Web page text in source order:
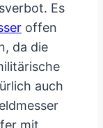
Es
offen
da die
auch
mit